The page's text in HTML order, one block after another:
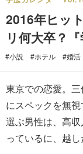
2016年ヒッ
リ何大卒？
#小説 #ホテル #婚活
東京での恋愛。
にスペックを無
選ぶ男性は、高
っているに、越し